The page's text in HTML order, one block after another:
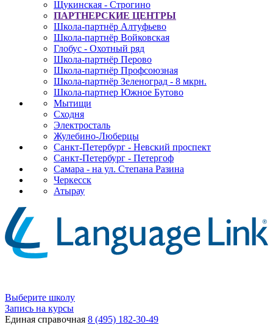
Щукинская - Строгино
ПАРТНЕРСКИЕ ЦЕНТРЫ
Школа-партнёр Алтуфьево
Школа-партнёр Войковская
Глобус - Охотный ряд
Школа-партнёр Перово
Школа-партнёр Профсоюзная
Школа-партнёр Зеленоград - 8 мкрн.
Школа-партнер Южное Бутово
Мытищи
Сходня
Электросталь
Жулебино-Люберцы
Санкт-Петербург - Невский проспект
Санкт-Петербург - Петергоф
Самара - на ул. Степана Разина
Черкесск
Атырау
Выберите школу
Запись на курсы
Единая справочная 8 (495) 182-30-49